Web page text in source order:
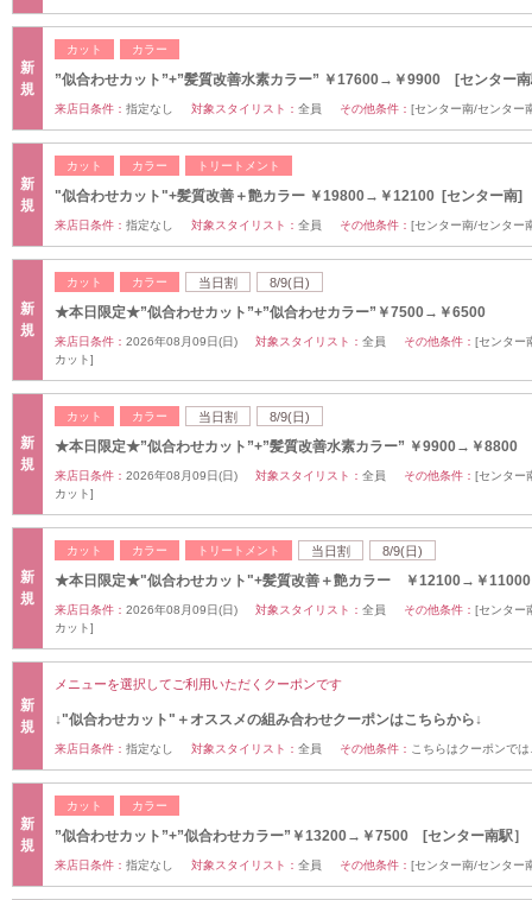
新
規
カット カラー
”似合わせカット”+”髪質改善水素カラー” ￥17600→￥9900 [センター
来店日条件： 指定なし 対象スタイリスト： 全員 その他条件： [センター南/センター
新
規
カット カラー トリートメント
"似合わせカット"+髪質改善＋艶カラー ￥19800→￥12100 [センター南]
来店日条件： 指定なし 対象スタイリスト： 全員 その他条件： [センター南/センター
新
規
カット カラー 当日割 8/9(日)
★本日限定★”似合わせカット”+”似合わせカラー”￥7500→￥6500
来店日条件： 2026年08月09日(日) 対象スタイリスト： 全員 その他条件： [センター
カット]
新
規
カット カラー 当日割 8/9(日)
★本日限定★”似合わせカット”+”髪質改善水素カラー” ￥9900→￥8800
来店日条件： 2026年08月09日(日) 対象スタイリスト： 全員 その他条件： [センター
カット]
新
規
カット カラー トリートメント 当日割 8/9(日)
★本日限定★"似合わせカット"+髪質改善＋艶カラー ￥12100→￥
来店日条件： 2026年08月09日(日) 対象スタイリスト： 全員 その他条件： [センター
カット]
新
規
メニューを選択してご利用いただくクーポンです
↓"似合わせカット"＋オススメの組み合わせクーポンはこちらから↓
来店日条件： 指定なし 対象スタイリスト： 全員 その他条件： こちらはクーポンで
新
規
カット カラー
”似合わせカット”+”似合わせカラー”￥13200→￥7500 [センター南駅］
来店日条件： 指定なし 対象スタイリスト： 全員 その他条件： [センター南/センター